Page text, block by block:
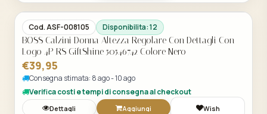
Cod. ASF-008105 Disponibilita: 12
BOSS Calzini Donna Altezza Regolare Con Dettagli Con
Logo 4P RS GiftShine 50546742 Colore Nero
€39,95
Consegna stimata: 8 ago - 10 ago
Verifica costi e tempi di consegna al checkout
Dettagli Aggiungi Wish